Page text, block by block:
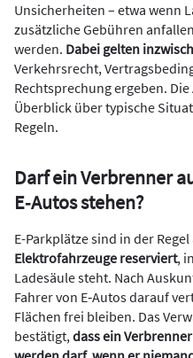
Unsicherheiten – etwa wenn
zusätzliche Gebühren
werden. Dabei gelten
Verkehrsrecht,
Rechtsprechung ergeben.
Überblick über typische
Regeln.
Darf ein Verbrenner
E‑Autos stehen?
E-Parkplätze sind in der Regel
Elektrofahrzeuge reserviert,
Ladesäule steht. Nach
Fahrer von E‑Autos darauf
Flächen frei bleiben. Das
bestätigt,dass ein